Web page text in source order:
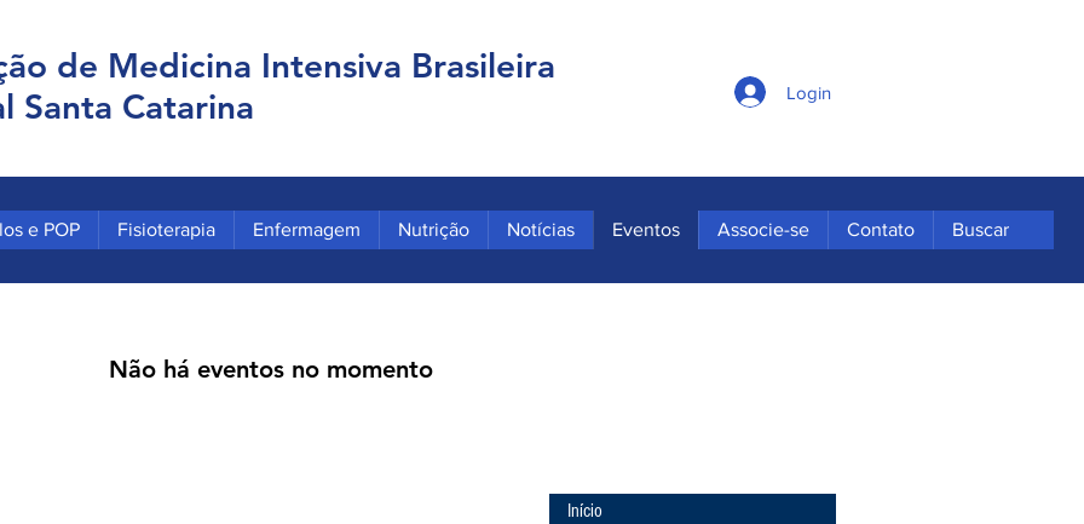
de Medicina Intensiva Brasileira
Santa Catarina
Login
e POP Fisioterapia Enfermagem Nutrição Notícias Eventos Associe-se Contato Buscar
Não há eventos no momento
Início